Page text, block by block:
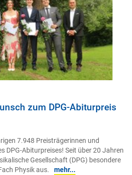
zum DPG-Abiturpreis
7.948 Preisträgerinnen und
DPG-Abiturpreises! Seit über 20 Jahren
Gesellschaft (DPG) besondere
Physik aus.
mehr...